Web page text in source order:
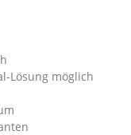
Lösung möglich